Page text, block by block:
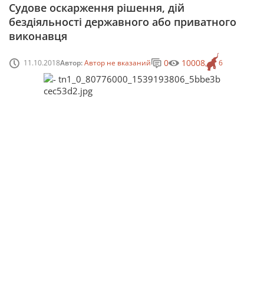
Судове оскарження рішення, дій
бездіяльності державного або приватного
виконавця
11.10.2018Автор:Автор не вказаний 6
0 10008